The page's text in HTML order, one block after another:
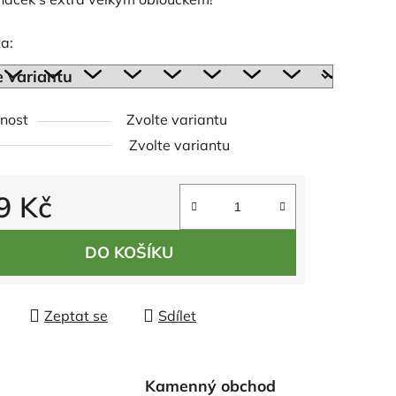
Zvolte variantu
Zvolte variantu
Kč
cena:
DO KOŠÍKU
Zeptat se Sdílet
Kamenný obchod